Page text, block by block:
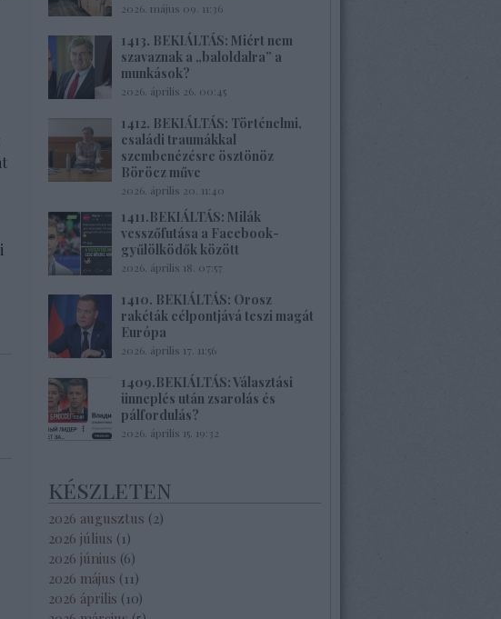
2026. május 09. 11:36
1413. BEKIÁLTÁS: Miért nem
szavaznak a „baloldalra” a
munkások?
2026. április 26. 00:45
1412. BEKIÁLTÁS: Történelmi,
családi traumákkal
szembenézésre ösztönöz
Böröcz műve
2026. április 20. 11:40
1411.BEKIÁLTÁS: Milák
vesszőfutása a Facebook-
gyűlölködők között
2026. április 18. 07:57
1410. BEKIÁLTÁS: Orosz
rakéták célpontjává teszi magát
Európa
2026. április 17. 11:56
1409.BEKIÁLTÁS: Választási
ünneplés után zsarolás és
pálfordulás?
2026. április 15. 19:32
készleten
2026 augusztus (2)
2026 július ( 1)
2026 június (6)
2026 május ( 11)
2026 április ( 10)